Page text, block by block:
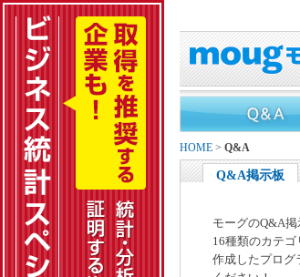
HOME > Q&A
Q&A掲示板
モーグのQ&A
16種類のカテゴ
作成したプログ